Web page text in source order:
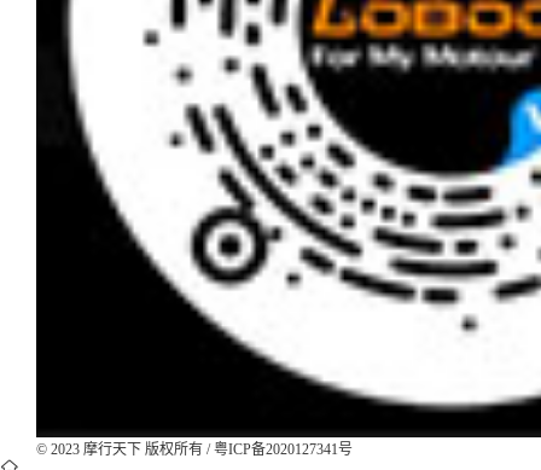
© 2023 摩行天下 版权所有 /粤ICP备2020127341号